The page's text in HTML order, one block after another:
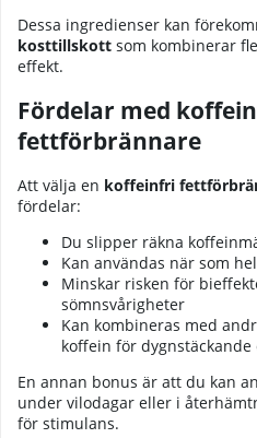
Dessa ingredienser kan
kosttillskott som kombinerar
effekt.
Fördelar med
fettförbrännare
Att välja en koffeinfri
fördelar:
Du slipper räkna
Kan användas när som
Minskar risken för
sömnsvårigheter
Kan kombineras med
koffein för dygnstäckande
En annan bonus är att du kan
under vilodagar eller i
för stimulans.